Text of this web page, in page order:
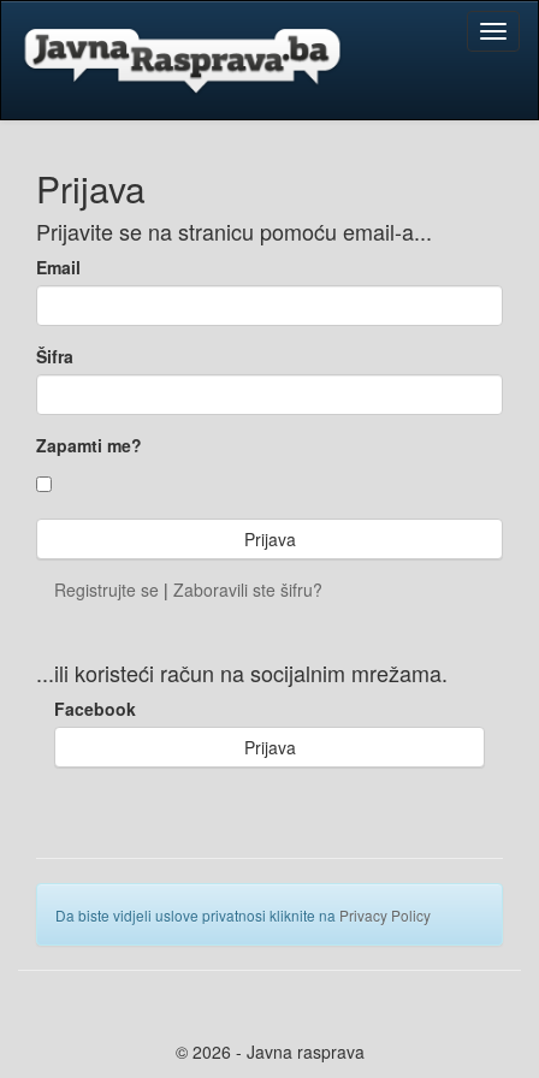
Prijava
Prijavite se na stranicu pomoću email-a...
Email
Šifra
Zapamti me?
Registrujte se | Zaboravili ste šifru?
...ili koristeći račun na socijalnim mrežama.
Facebook
Prijava
Da biste vidjeli uslove privatnosi kliknite na Privacy Policy
© 2026 - Javna rasprava